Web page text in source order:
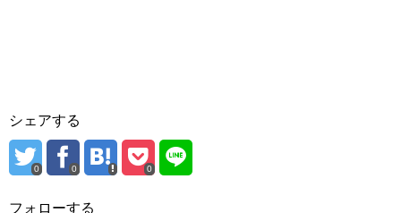
シェアする
0 0 0
フォローする